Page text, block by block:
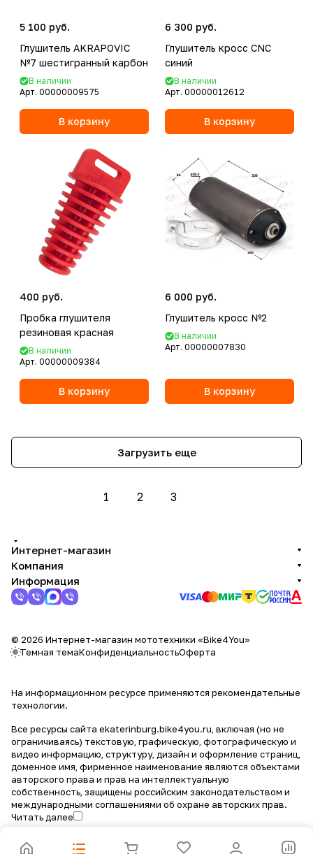
5 100 руб.
Глушитель AKRAPOVIC
№7 шестигранный карбон
В наличии
Арт. 00000009575
В корзину
6 300 руб.
Глушитель кросс CNC
синий
В наличии
Арт. 00000012612
В корзину
400 руб.
Пробка глушителя
резиновая красная
В наличии
Арт. 00000009384
В корзину
6 000 руб.
Глушитель кросс №2
В наличии
Арт. 00000007830
В корзину
Загрузить еще
1 2 3
Интернет-магазин
Компания
Информация
© 2026 Интернет-магазин мототехники «Bike4You»
Темная темаКонфиденциальностьОферта
На информационном ресурсе применяются рекомендательные
технологии.
Все ресурсы сайта ekaterinburg.bike4you.ru, включая (но не
ограничиваясь) текстовую, графическую, фотографическую и
видео информацию, структуру, дизайн и оформление страниц,
доменное имя, фирменное наименование являются объектами
авторского права и прав на интеллектуальную
собственность, защищены российским законодательством и
международными соглашениями об охране авторских прав.
Читать далее